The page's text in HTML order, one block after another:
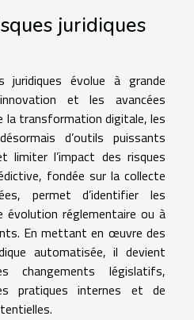
juridiques
juridiques évolue à grande
et les avancées
la transformation digitale, les
d’outils puissants
limiter l’impact des risques
fondée sur la collecte
permet d’identifier les
évolution réglementaire ou à
En mettant en œuvre des
automatisée, il devient
changements législatifs,
pratiques internes et de